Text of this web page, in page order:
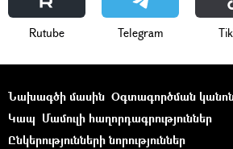
Rutube Telegram
Նախագծի մասին Օգտագործման
Կապ Մամուլի հաղորդագրություններ
Ընկերությունների նորություններ